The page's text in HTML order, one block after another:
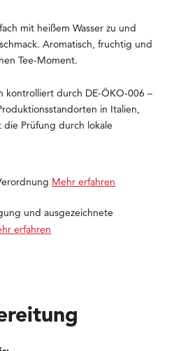
mit heißem Wasser zu und
Aromatisch, fruchtig und
Tee-Moment.
kontrolliert durch DE-ÖKO-006 –
in Italien,
Prüfung durch lokale
Mehr erfahren
und ausgezeichnete
erfahren